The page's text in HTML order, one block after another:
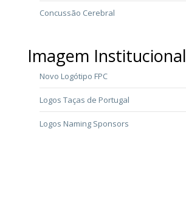
Concussão Cerebral
Imagem Institucional
Novo Logótipo FPC
Logos Taças de Portugal
Logos Naming Sponsors